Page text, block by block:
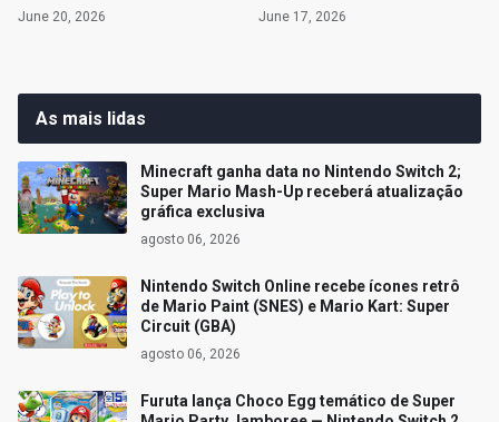
June 20, 2026 June 17, 2026
As mais lidas
Minecraft ganha data no Nintendo Switch 2;
Super Mario Mash-Up receberá atualização
gráfica exclusiva
agosto 06, 2026
Nintendo Switch Online recebe ícones retrô
de Mario Paint (SNES) e Mario Kart: Super
Circuit (GBA)
agosto 06, 2026
Furuta lança Choco Egg temático de Super